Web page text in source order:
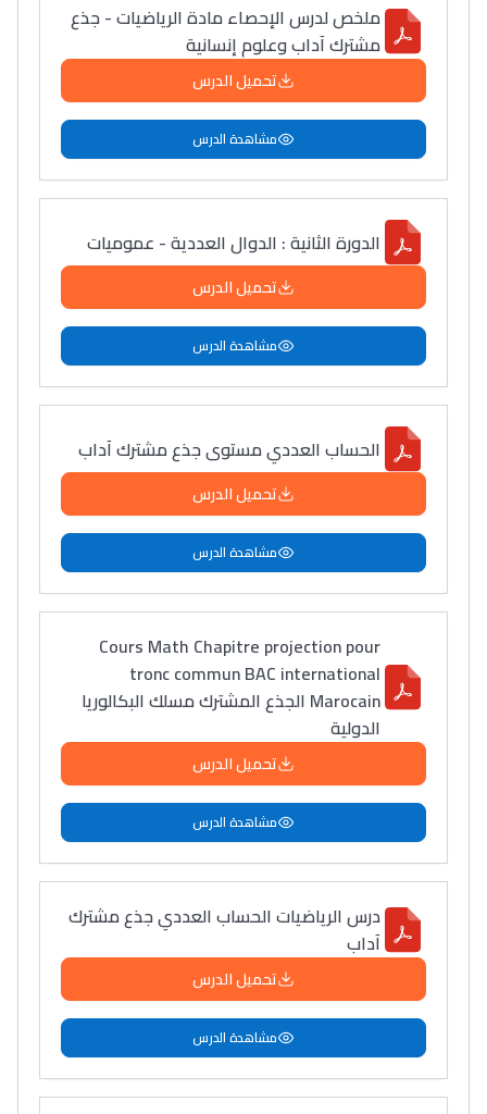
Lycée Maroc
التعليم الثانوي التأهيلي
Collège au Maroc
التعليم الثانوي الإعدادي
Post-Bac
+ de 78 Sujets
Interviews/Vidéos
ملخص لدرس الإحصاء مادة الرياضيات - جذع
مشترك آداب وعلوم إنسانية
تحميل الدرس
مشاهدة الدرس
الدورة الثانية : الدوال العددية - عموميات
تحميل الدرس
مشاهدة الدرس
الحساب العددي مستوى جذع مشترك آداب
تحميل الدرس
مشاهدة الدرس
Cours Math Chapitre projection pour
tronc commun BAC international
Marocain الجذع المشترك مسلك البكالوريا
الدولية
تحميل الدرس
مشاهدة الدرس
درس الرياضيات الحساب العددي جذع مشترك
آداب
تحميل الدرس
مشاهدة الدرس